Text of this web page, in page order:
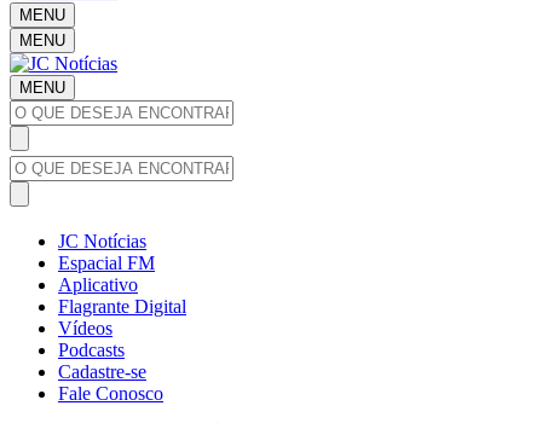
MENU
MENU
MENU
JC Notícias
Espacial FM
Aplicativo
Flagrante Digital
Vídeos
Podcasts
Cadastre-se
Fale Conosco